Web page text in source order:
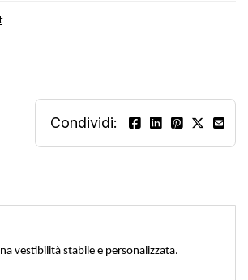
Condividi:
vestibilità stabile e personalizzata.